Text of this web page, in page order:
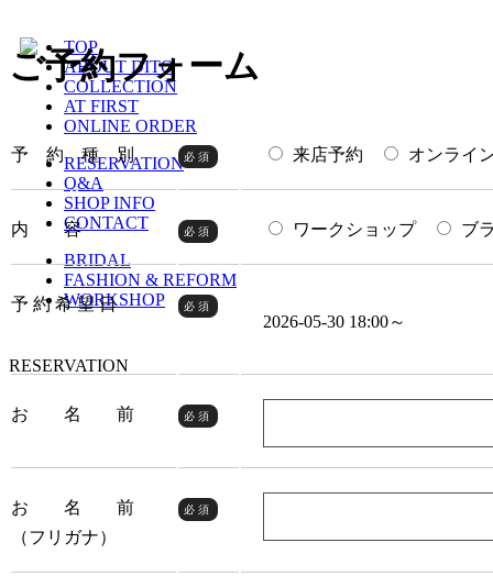
TOP
ABOUT DITO
COLLECTION
AT FIRST
ONLINE ORDER
RESERVATION
Q&A
SHOP INFO
CONTACT
BRIDAL
FASHION & REFORM
WORKSHOP
RESERVATION
ご予約フォーム
予 約 種 別 必須 来店予約 オンライ
内 容 必須 ワークショップ ブ
予 約 希 望 日 必須
2026-05-30 18:00～
お 名 前 必須
お 名 前
（フリガナ）
必須